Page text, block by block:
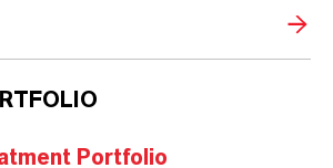
Portfolio